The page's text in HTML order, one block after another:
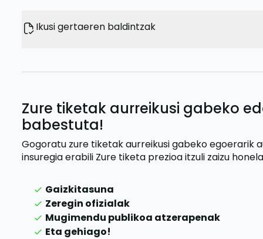
Ikusi gertaeren baldintzak
Zure tiketak aurreikusi gabeko
babestuta!
Gogoratu zure tiketak aurreikusi gabeko egoerarik
insuregia erabili Zure tiketa prezioa itzuli zaizu
Gaizkitasuna
Zeregin ofizialak
Mugimendu publikoa atzerapenak
Eta gehiago!